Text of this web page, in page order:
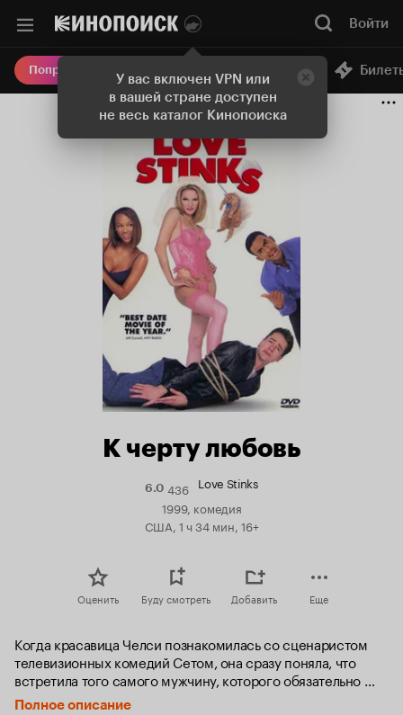
У вас включен VPN или
в вашей стране доступен
не весь каталог Кинопоиска
Войти
Попробовать Плюс Онлайн-кинотеатр
К черту любовь
6.0Рейтинг
Кинопоиска
436 Love Stinks
1999, комедия
США, 1 ч 34 мин, 16+
Оценить Буду смотреть Добавить Еще
Когда красавица Челси познакомилась со сценаристом
телевизионных комедий Сетом, она сразу поняла, что
встретила того самого мужчину, которого обязательно
нужно опутать брачными узами. Итак, Челси вместе с
Полное описание